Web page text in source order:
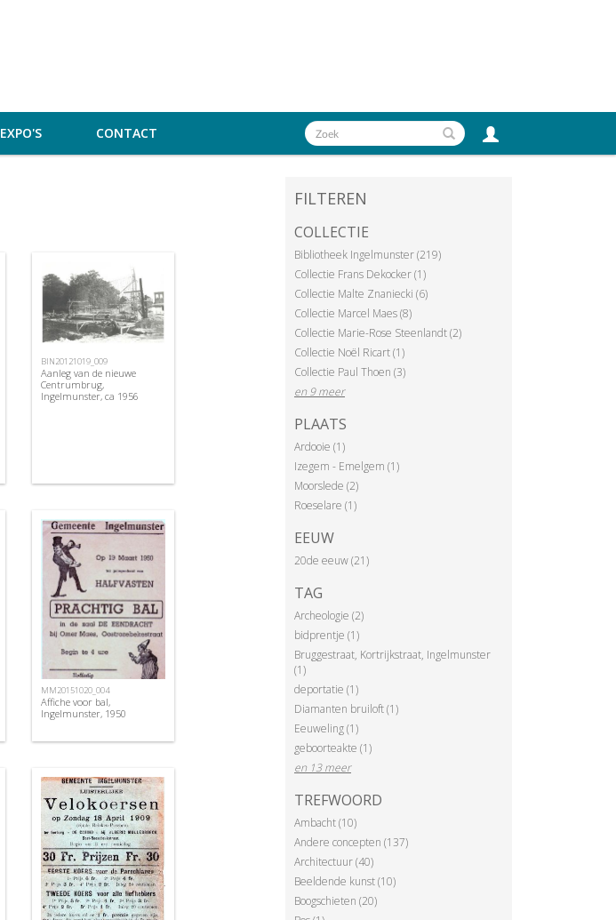
EXPO'S CONTACT
BIN20121019_009
Aanleg van de nieuwe
Centrumbrug,
Ingelmunster, ca 1956
MM20151020_004
Affiche voor bal,
Ingelmunster, 1950
FILTEREN
COLLECTIE
Bibliotheek Ingelmunster (219)
Collectie Frans Dekocker (1)
Collectie Malte Znaniecki (6)
Collectie Marcel Maes (8)
Collectie Marie-Rose Steenlandt (2)
Collectie Noël Ricart (1)
Collectie Paul Thoen (3)
en 9 meer
PLAATS
Ardooie (1)
Izegem - Emelgem (1)
Moorslede (2)
Roeselare (1)
EEUW
20de eeuw (21)
TAG
Archeologie (2)
bidprentje (1)
Bruggestraat, Kortrijkstraat, Ingelmunster
(1)
deportatie (1)
Diamanten bruiloft (1)
Eeuweling (1)
geboorteakte (1)
en 13 meer
TREFWOORD
Ambacht (10)
Andere concepten (137)
Architectuur (40)
Beeldende kunst (10)
Boogschieten (20)